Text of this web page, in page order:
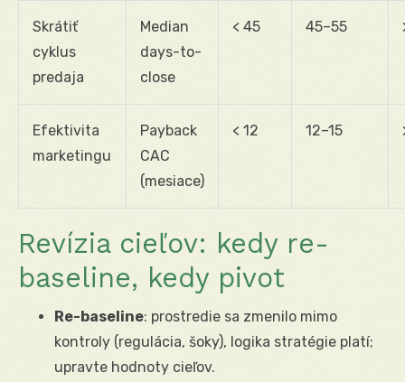
Skrátiť
cyklus
predaja
Median
days-to-
close
< 45 45–55
Efektivita
marketingu
Payback
CAC
(mesiace)
< 12 12–15
Revízia cieľov: kedy re-
baseline, kedy pivot
Re-baseline: prostredie sa zmenilo mimo
kontroly (regulácia, šoky), logika stratégie platí;
upravte hodnoty cieľov.